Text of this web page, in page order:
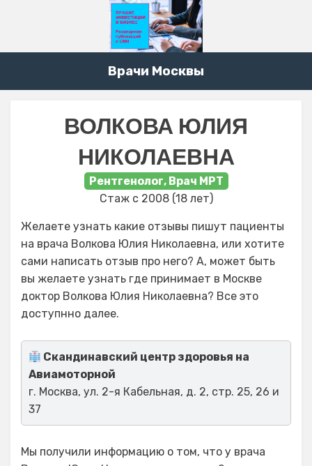
Врачи Москвы
ВОЛКОВА ЮЛИЯ
НИКОЛАЕВНА
Рентгенолог, Врач МРТ
Стаж с 2008 (18 лет)
Желаете узнать какие отзывы пишут пациенты
на врача Волкова Юлия Николаевна, или хотите
сами написать отзыв про него? А, может быть
вы желаете узнать где принимает в Москве
доктор Волкова Юлия Николаевна? Все это
доступнно далее.
Скандинавский центр здоровья на
Авиамоторной
г. Москва, ул. 2-я Кабельная, д. 2, стр. 25, 26 и
37
Мы получили информацию о том, что у врача